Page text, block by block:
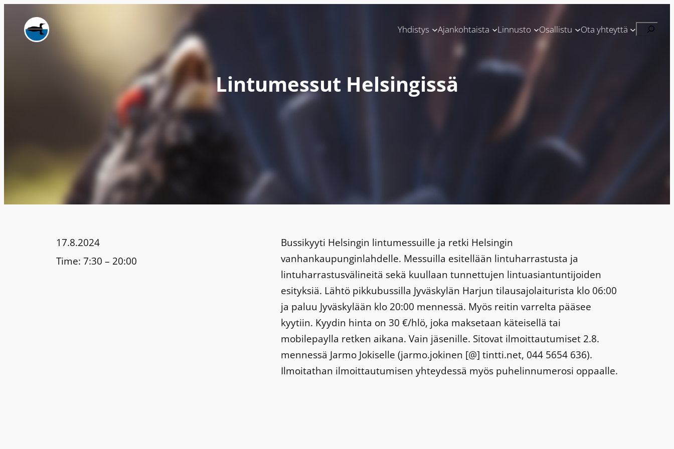
sisältöön
Yhdistys Ajankohtaista Linnusto Osallistu Ota yhteyttä Etsi
Lintumessut Helsingissä
17.8.2024
Time: 7:30 – 20:00
Bussikyyti Helsingin lintumessuille ja retki Helsingin
vanhankaupunginlahdelle. Messuilla esitellään lintuharrastusta ja
lintuharrastusvälineitä sekä kuullaan tunnettujen lintuasiantuntijoiden
esityksiä. Lähtö pikkubussilla Jyväskylän Harjun tilausajolaiturista klo 06:00
ja paluu Jyväskylään klo 20:00 mennessä. Myös reitin varrelta pääsee
kyytiin. Kyydin hinta on 30 €/hlö, joka maksetaan käteisellä tai
mobilepaylla retken aikana. Vain jäsenille. Sitovat ilmoittautumiset 2.8.
mennessä Jarmo Jokiselle (jarmo.jokinen [@] tintti.net, 044 5654 636).
Ilmoitathan ilmoittautumisen yhteydessä myös puhelinnumerosi oppaalle.